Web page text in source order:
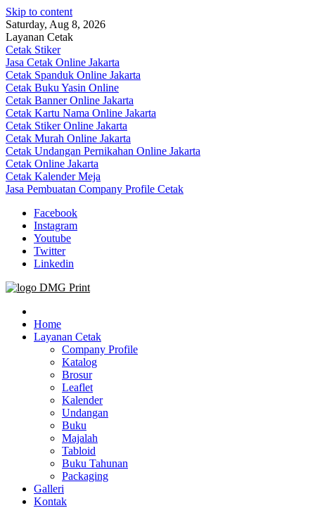
Skip to content
Saturday, Aug 8, 2026
Layanan Cetak
Cetak Stiker
Jasa Cetak Online Jakarta
Cetak Spanduk Online Jakarta
Cetak Buku Yasin Online
Cetak Banner Online Jakarta
Cetak Kartu Nama Online Jakarta
Cetak Stiker Online Jakarta
Cetak Murah Online Jakarta
Cetak Undangan Pernikahan Online Jakarta
Cetak Online Jakarta
Cetak Kalender Meja
Jasa Pembuatan Company Profile Cetak
Facebook
Instagram
Youtube
Twitter
Linkedin
Jasa Cetak Online DMG Printing
Home
Layanan Cetak
Company Profile
Katalog
Brosur
Leaflet
Kalender
Undangan
Buku
Majalah
Tabloid
Buku Tahunan
Packaging
Galleri
Kontak